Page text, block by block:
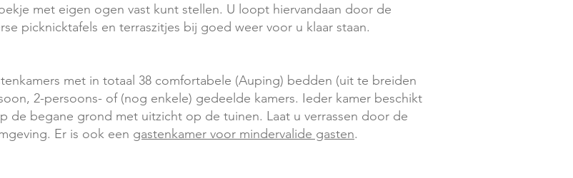
met eigen ogen vast kunt stellen. U loopt hiervandaan door de
picknicktafels en terraszitjes bij goed weer voor u klaar staan.
met in totaal 38 comfortabele (Auping) bedden (uit te breiden
2-persoons- of (nog enkele) gedeelde kamers. Ieder kamer beschikt
de begane grond met uitzicht op de tuinen. Laat u verrassen door de
Er is ook een gastenkamer voor mindervalide gasten.